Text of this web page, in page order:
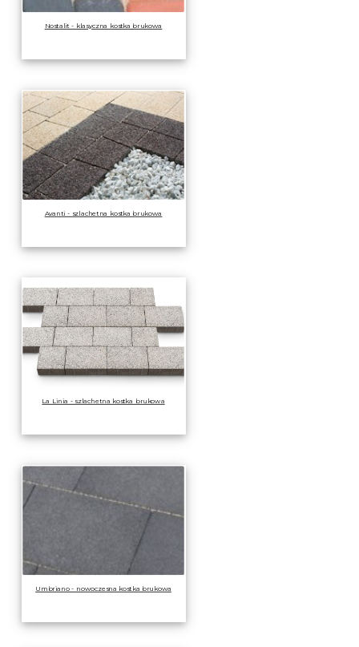
Nostalit - klasyczna kostka brukowa
Avanti - szlachetna kostka brukowa
La Linia - szlachetna kostka brukowa
Umbriano - nowoczesna kostka brukowa